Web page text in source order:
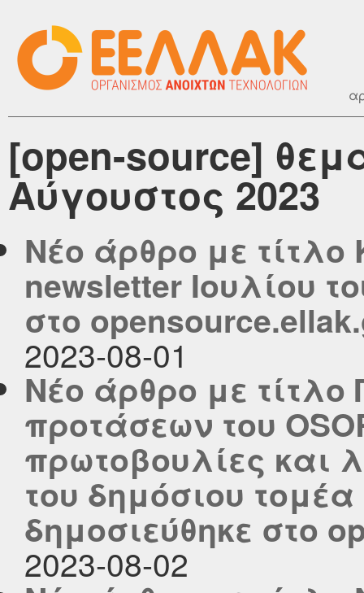
[open-source]
Αύγουστος 2023
Νέο άρθρο με
newsletter Ιουλίου
στο
2023-08-01
Νέο άρθρο με
προτάσεων του
πρωτοβουλίες και
του δημόσιου
δημοσιεύθηκε στο
2023-08-02